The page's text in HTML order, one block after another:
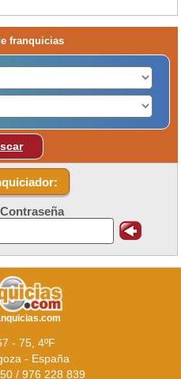
franquicias
Contraseña
- 75, 4ºF
- España
/ 976 228 839